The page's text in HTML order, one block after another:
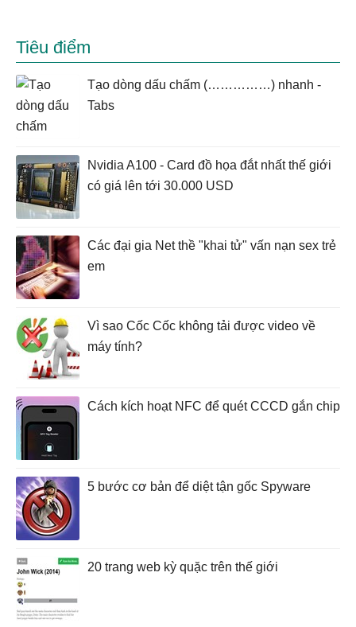
Tiêu điểm
Tạo dòng dấu chấm (……………) nhanh -
Tabs
Nvidia A100 - Card đồ họa đắt nhất thế giới
có giá lên tới 30.000 USD
Các đại gia Net thề "khai tử" vấn nạn sex trẻ
em
Vì sao Cốc Cốc không tải được video về
máy tính?
Cách kích hoạt NFC để quét CCCD gắn chip
5 bước cơ bản để diệt tận gốc Spyware
20 trang web kỳ quặc trên thế giới